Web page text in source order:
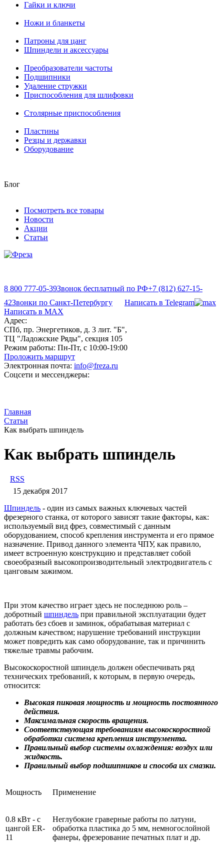
Гайки и ключи
Ножи и бланкеты
Патроны для цанг
Шпиндели и аксессуары
Преобразователи частоты
Подшипники
Удаление стружки
Приспособления для шлифовки
Столярные приспособления
Пластины
Резцы и державки
Оборудование
Блог
Посмотреть все товары
Новости
Акции
Статьи
8 800 777-05-39Звонок бесплатный по РФ+7 (812) 627-15-
42Звонки по Санкт-Петербургу
Написать в Telegram
Написать в MAX
Адрес:
СПб, пр. Энергетиков, д. 3 лит. "Б",
ТЦ "Ладожские Ряды", секция 105
Режим работы: Пн-Пт, с 10:00-19:00
Проложить маршрут
Электронная почта: info@freza.ru
Соцсети и мессенджеры:
Главная
Статьи
Как выбрать шпиндель
Как выбрать шпиндель
RSS
15 декабря 2017
Шпиндель - один из самых важных ключевых частей
фрезерного станка, от которого зависят такие факторы, как:
используемый вид фрез, совместимый с данным
оборудованием, способ крепления инструмента и его прямое
назначение. Привод данного элемента ЧПУ, как правило,
имеет встроенную конструкцию и представляет собой
своеобразный высокопроизводительный электродвигатель с
цанговым зажимом.
При этом качество играет здесь не последнюю роль –
добротный шпиндель при правильной эксплуатации будет
работать без сбоев и заминок, обрабатывая материал с
должным качеством; нарушение требований инструкции
может повредить как само оборудование, так и причинить
тяжелые травмы рабочим.
Высокоскоростной шпиндель должен обеспечивать ряд
технических требований, к которым, в первую очередь,
относится:
Высокая пиковая мощность и мощность постоянного
действия.
Максимальная скорость вращения.
Соответствующая требованиям высокоскоростной
обработки система крепления инструмента.
Правильный выбор системы охлаждения: воздух или
жидкость.
Правильный выбор подшипников и способа их смазки.
Мощность Применение
0.8 кВт - с
цангой ER-
11
Неглубокие граверные работы по латуни,
обработка пластика до 5 мм, немногослойной
фанеры, фрезерование печатных плат и др.